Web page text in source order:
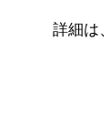
詳細は、